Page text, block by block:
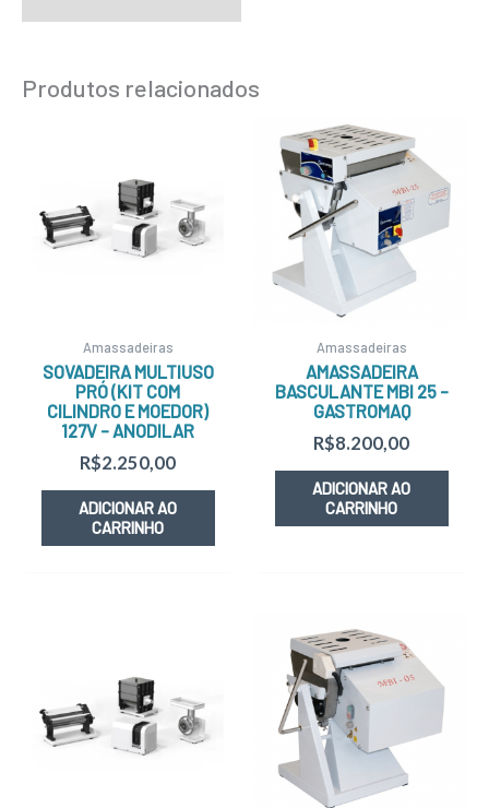
Produtos relacionados
Amassadeiras
SOVADEIRA MULTIUSO
PRÓ (KIT COM
CILINDRO E MOEDOR)
127V – ANODILAR
R$2.250,00
ADICIONAR AO
CARRINHO
Amassadeiras
AMASSADEIRA
BASCULANTE MBI 25 –
GASTROMAQ
R$8.200,00
ADICIONAR AO
CARRINHO